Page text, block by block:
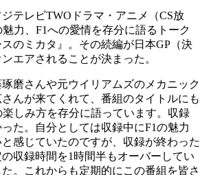
テレビTWOドラマ・アニメ（CS放
力、F1への愛情を存分に語るトーク
のミカタ』。その続編が日本GP（決
エアされることが決まった。
琢磨さんや元ウイリアムズのメカニック
んが来てくれて、番組のタイトルにも
しみ方を存分に語っています。収録
た。自分としては収録中にF1の魅力
感じていたのですが、収録が終わった
収録時間を1時間半もオーバーしてい
。これからも定期的にこの番組を皆さ